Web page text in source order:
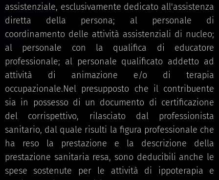
assistenziale, esclusivamente dedicato all'assistenza
diretta della persona; al personale di
coordinamento delle attività assistenziali di nucleo;
al personale con la qualifica di educatore
professionale; al personale qualificato addetto ad
attività di animazione e/o di terapia
occupazionale.Nel presupposto che il contribuente
sia in possesso di un documento di certificazione
del corrispettivo, rilasciato dal professionista
sanitario, dal quale risulti la figura professionale che
ha reso la prestazione e la descrizione della
prestazione sanitaria resa, sono deducibili anche le
spese sostenute per le attività di ippoterapia e